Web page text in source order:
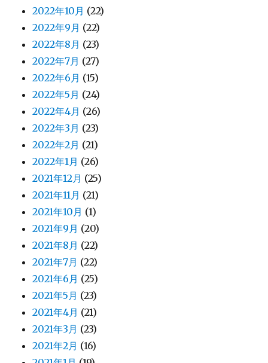
2022年10月 (22)
2022年9月 (22)
2022年8月 (23)
2022年7月 (27)
2022年6月 (15)
2022年5月 (24)
2022年4月 (26)
2022年3月 (23)
2022年2月 (21)
2022年1月 (26)
2021年12月 (25)
2021年11月 (21)
2021年10月 (1)
2021年9月 (20)
2021年8月 (22)
2021年7月 (22)
2021年6月 (25)
2021年5月 (23)
2021年4月 (21)
2021年3月 (23)
2021年2月 (16)